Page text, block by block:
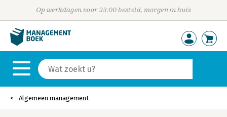
Op werkdagen voor 23:00 besteld, morgen in huis
Algemeen management